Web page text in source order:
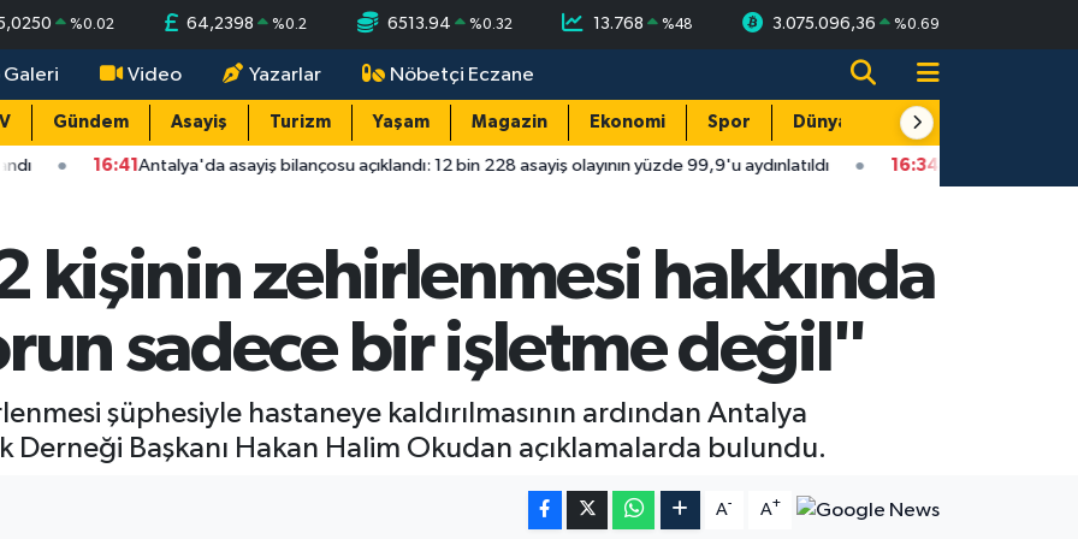
%0.02 64,2398 %0.2 6513.94 %0.32 13.768 %48 3.075.096,36 %0.69
Galeri Video Yazarlar Nöbetçi Eczane
Gündem Asayiş Turizm Yaşam Magazin Ekonomi Spor Dünya Resmi Reklamlar
Antalya'da asayiş bilançosu açıklandı: 12 bin 228 asayiş olayının yüzde 99,9'u aydınlatıldı 16:34Isparta'da faytonu sollayan
kişinin zehirlenmesi hakkında
sadece bir işletme değil"
şüphesiyle hastaneye kaldırılmasının ardından Antalya
Derneği Başkanı Hakan Halim Okudan açıklamalarda bulundu.
A- A+